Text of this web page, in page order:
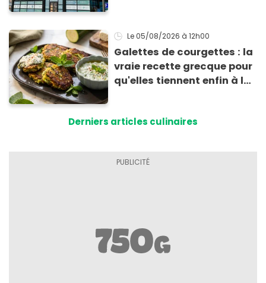
Le 05/08/2026 à 12h00
Galettes de courgettes : la
vraie recette grecque pour
qu'elles tiennent enfin à la
Derniers articles culinaires